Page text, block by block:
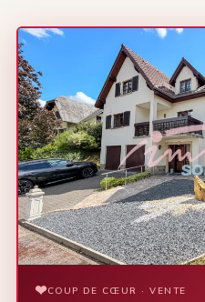
❤COUP DE CŒUR · VENTE